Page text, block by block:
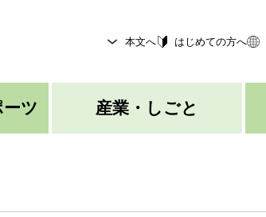
本文へ はじめての方へ
ツ 産業・しごと